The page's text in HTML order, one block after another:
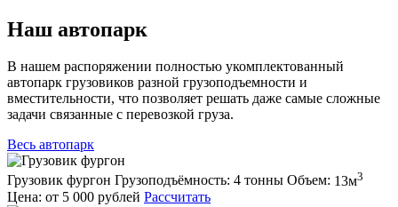
Наш автопарк
В нашем распоряжении полностью укомплектованный
автопарк грузовиков разной грузоподъемности и
вместительности, что позволяет решать даже самые сложные
задачи связанные с перевозкой груза.
Весь автопарк
Грузовик фургон Грузоподъёмность: 4 тонны Объем: 13м3
Цена: от 5 000 рублей Рассчитать